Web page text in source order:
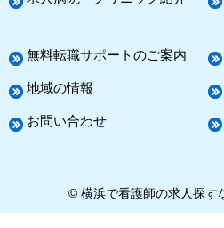
無料転職サポートのご案内
地域の情報
お問い合わせ
© 横浜で看護師の求人探す